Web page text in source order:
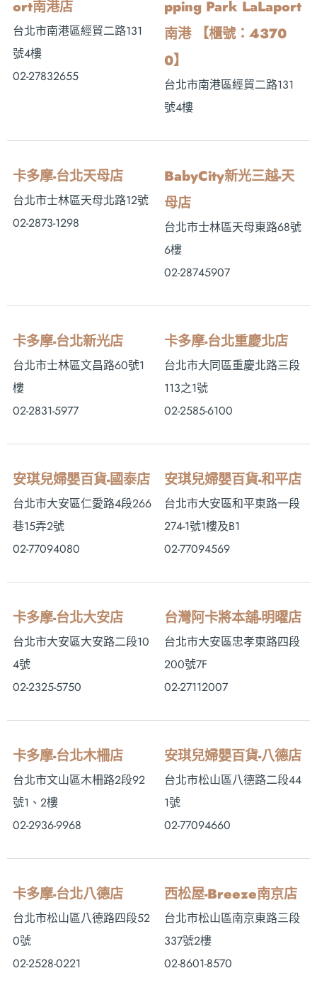
ort南港店
台北市南港區經貿二路131
號4樓
02-27832655
pping Park LaLaport
南港 【櫃號：4370
0】
台北市南港區經貿二路131
號4樓
卡多摩-台北天母店
台北市士林區天母北路12號
02-2873-1298
BabyCity新光三越-天
母店
台北市士林區天母東路68號
6樓
02-28745907
卡多摩-台北新光店
台北市士林區文昌路60號1
樓
02-2831-5977
卡多摩-台北重慶北店
台北市大同區重慶北路三段
113之1號
02-2585-6100
安琪兒婦嬰百貨-國泰店
台北市大安區仁愛路4段266
巷15弄2號
02-77094080
安琪兒婦嬰百貨-和平店
台北市大安區和平東路一段
274-1號1樓及B1
02-77094569
卡多摩-台北大安店
台北市大安區大安路二段10
4號
02-2325-5750
台灣阿卡將本舖-明曜店
台北市大安區忠孝東路四段
200號7F
02-27112007
卡多摩-台北木柵店
台北市文山區木柵路2段92
號1、2樓
02-2936-9968
安琪兒婦嬰百貨-八德店
台北市松山區八德路二段44
1號
02-77094660
卡多摩-台北八德店
台北市松山區八德路四段52
0號
02-2528-0221
西松屋-Breeze南京店
台北市松山區南京東路三段
337號2樓
02-8601-8570